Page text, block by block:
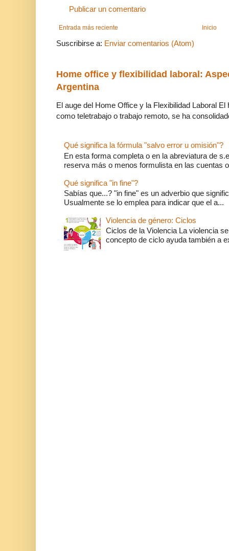
Publicar un comentario
Entrada más reciente Inicio
Suscribirse a: Enviar comentarios (Atom)
Home office y flexibilidad laboral:
Argentina
El auge del Home Office y la Flexibilidad Laboral
como teletrabajo o trabajo remoto, se ha
Qué significa la fórmula "salvo error u omisión"?
En esta forma completa o en la abreviatura de
reserva más o menos formulista en las cuentas
Qué significa "in fine"?
Sabías que...? "in fine" es un adverbio que
Usualmente se lo emplea para indicar que el a...
Violencia de género: Ciclos
Ciclos de la Violencia La violencia
concepto de ciclo ayuda también a